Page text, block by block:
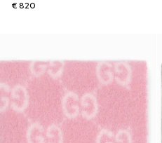
€ 820